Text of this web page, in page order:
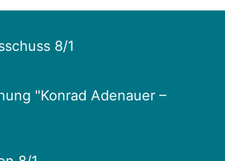
8/1
"Konrad Adenauer –